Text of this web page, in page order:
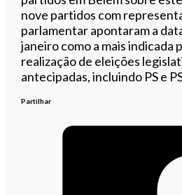
nove partidos com
parlamentar apontaram a
janeiro como a mais indicada
realização de eleições
antecipadas, incluindo PS e
Partilhar